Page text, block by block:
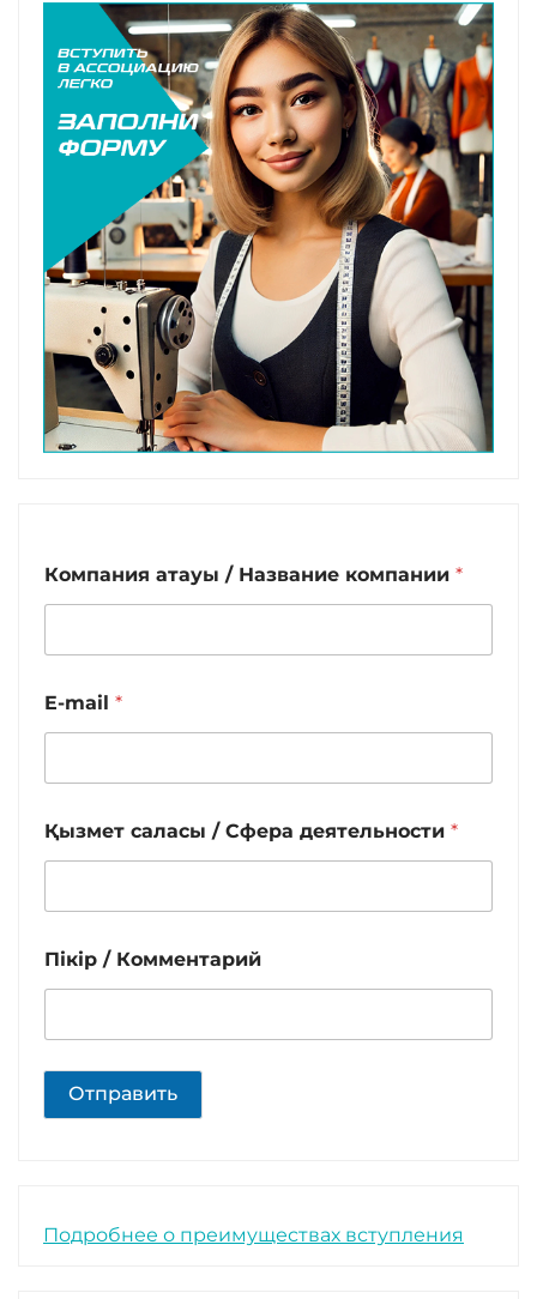
Компания атауы / Название компании *
E-mail *
Қызмет саласы / Сфера деятельности *
Пікір / Комментарий
Отправить
Подробнее о преимуществах вступления